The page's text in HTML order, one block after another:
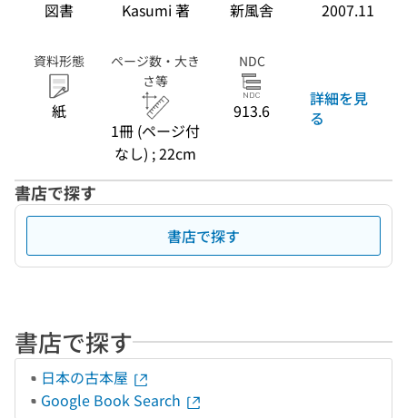
図書 Kasumi 著 新風舎 2007.11
資料形態
紙
ページ数・大き
さ等
1冊 (ページ付
なし) ; 22cm
NDC
913.6
詳細を見
る
書店で探す
書店で探す
書店で探す
日本の古本屋
Google Book Search